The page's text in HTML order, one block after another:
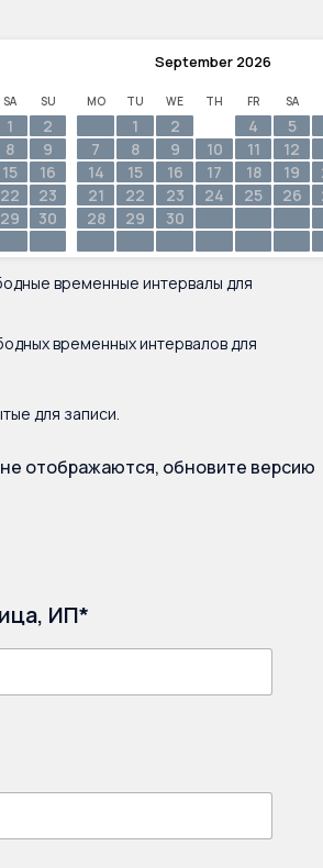
SA SU
1
2
8
9
15
16
22
23
29
30
September 2026
MO TU WE TH FR SA
1 2 4 5
7
8 9 10 11 12
14
15 16 17 18 19
21
22 23 24 25 26
28
29 30
временные интервалы для
временных интервалов для
для записи.
отображаются, обновите версию
ИП*